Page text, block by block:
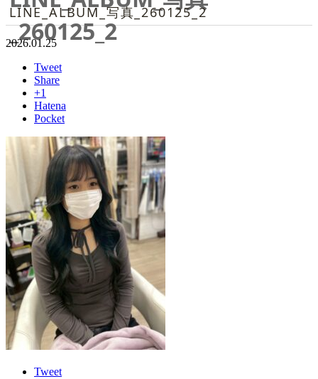
_260125_2
LINE_ALBUM_写真_260125_2
2026.01.25
Tweet
Share
+1
Hatena
Pocket
Tweet